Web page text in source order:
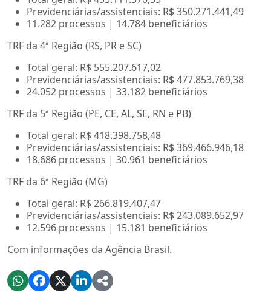
Previdenciárias/assistenciais: R$ 350.271.441,49
11.282 processos | 14.784 beneficiários
TRF da 4ª Região (RS, PR e SC)
Total geral: R$ 555.207.617,02
Previdenciárias/assistenciais: R$ 477.853.769,38
24.052 processos | 33.182 beneficiários
TRF da 5ª Região (PE, CE, AL, SE, RN e PB)
Total geral: R$ 418.398.758,48
Previdenciárias/assistenciais: R$ 369.466.946,18
18.686 processos | 30.961 beneficiários
TRF da 6ª Região (MG)
Total geral: R$ 266.819.407,47
Previdenciárias/assistenciais: R$ 243.089.652,97
12.596 processos | 15.181 beneficiários
Com informações da Agência Brasil.